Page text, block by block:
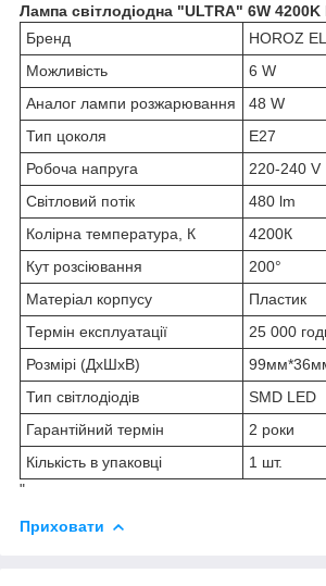
Лампа світлодіодна "ULTRA" 6W 4200K
Бренд
HOROZ
Можливість
6 W
Аналог лампи розжарювання
48 W
Тип цоколя
Е27
Робоча напруга
220-240 V
Світловий потік
480 lm
Колірна температура, К
4200К
Кут розсіювання
200°
Матеріал корпусу
Пластик
Термін експлуатації
25 000
Розмірі (ДхШхВ)
Тип світлодіодів
SMD LED
Гарантійний термін
2 роки
Кількість в упаковці
1 шт.
"
Приховати